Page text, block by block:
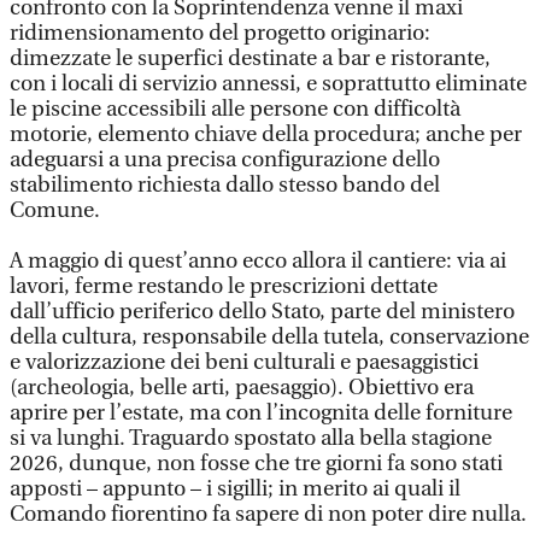
confronto con la Soprintendenza venne il maxi
ridimensionamento del progetto originario:
dimezzate le superfici destinate a bar e ristorante,
con i locali di servizio annessi, e soprattutto eliminate
le piscine accessibili alle persone con difficoltà
motorie, elemento chiave della procedura; anche per
adeguarsi a una precisa configurazione dello
stabilimento richiesta dallo stesso bando del
Comune.
A maggio di quest’anno ecco allora il cantiere: via ai
lavori, ferme restando le prescrizioni dettate
dall’ufficio periferico dello Stato, parte del ministero
della cultura, responsabile della tutela, conservazione
e valorizzazione dei beni culturali e paesaggistici
(archeologia, belle arti, paesaggio). Obiettivo era
aprire per l’estate, ma con l’incognita delle forniture
si va lunghi. Traguardo spostato alla bella stagione
2026, dunque, non fosse che tre giorni fa sono stati
apposti – appunto – i sigilli; in merito ai quali il
Comando fiorentino fa sapere di non poter dire nulla.